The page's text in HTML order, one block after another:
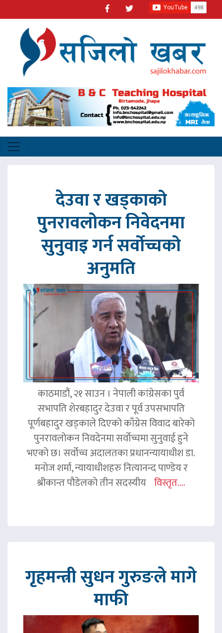
देउवा र खड्काको
पुनरावलोकन निवेदनमा
सुनुवाइ गर्न सर्वोच्चको
अनुमति
काठमाडौं, २१ साउन । नेपाली कांग्रेसका पुर्व
सभापति शेरबहादुर देउवा र पूर्व उपसभापति
पूर्णबहादुर खड्काले दिएको काँग्रेस विवाद बारेको
पुनरावलोकन निवदेनमा सर्वोच्चमा सुनुवाई हुने
भएको छ। सर्वोच्च अदालतका प्रधानन्यायाधीश डा.
मनोज शर्मा, न्यायाधीशहरु नित्यानन्द पाण्डेय र
श्रीकान्त पौडेलको तीन सदस्यीय विस्तृत....
गृहमन्त्री सुधन गुरुङले मागे
माफी